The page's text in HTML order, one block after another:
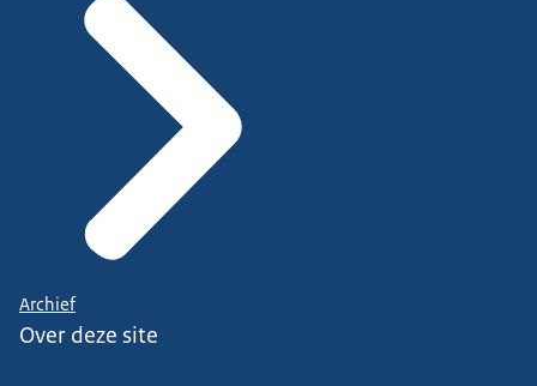
Archief
Over deze site